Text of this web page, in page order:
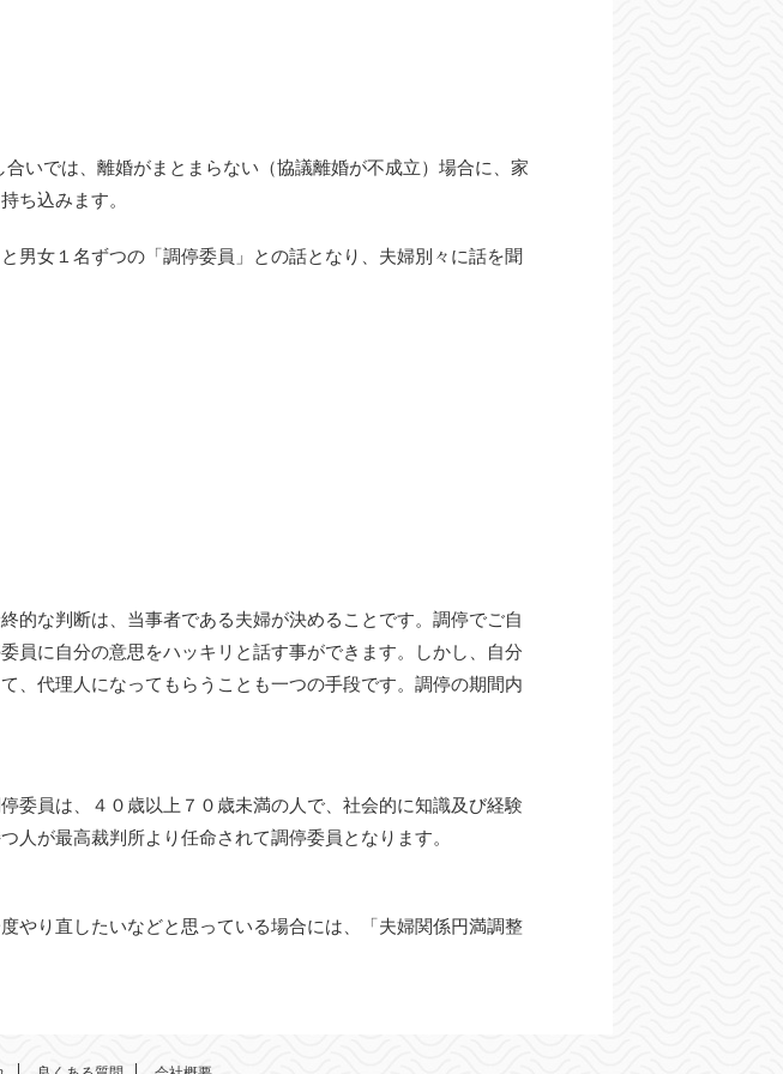
いでは、離婚がまとまらない（協議離婚が不成立）場合に、家
ち込みます。
男女１名ずつの「調停委員」との話となり、夫婦別々に話を聞
的な判断は、当事者である夫婦が決めることです。調停でご自
員に自分の意思をハッキリと話す事ができます。しかし、自分
、代理人になってもらうことも一つの手段です。調停の期間内
委員は、４０歳以上７０歳未満の人で、社会的に知識及び経験
が最高裁判所より任命されて調停委員となります。
やり直したいなどと思っている場合には、「夫婦関係円満調整